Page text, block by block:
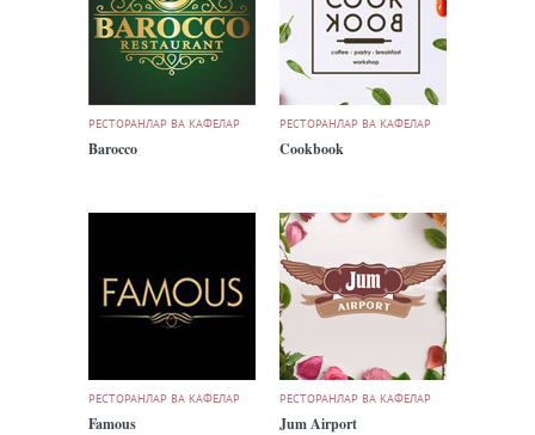
РЕСТОРАНЛАР ВА КАФЕЛАР
Barocco
РЕСТОРАНЛАР ВА КАФЕЛАР
Cookbook
РЕСТОРАНЛАР ВА КАФЕЛАР
Famous
РЕСТОРАНЛАР ВА КАФЕЛАР
Jum Airport